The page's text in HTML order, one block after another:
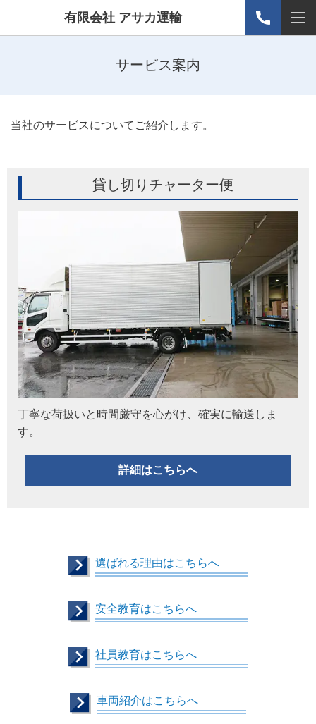
有限会社 アサカ運輸
サービス案内
当社のサービスについてご紹介します。
貸し切りチャーター便
丁寧な荷扱いと時間厳守を心がけ、確実に輸送しま
す。
詳細はこちらへ
選ばれる理由はこちらへ
安全教育はこちらへ
社員教育はこちらへ
車両紹介はこちらへ